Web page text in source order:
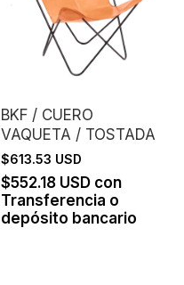
BKF / CUERO
VAQUETA / TOSTADA
$613.53 USD
$552.18 USD con
Transferencia o
depósito bancario